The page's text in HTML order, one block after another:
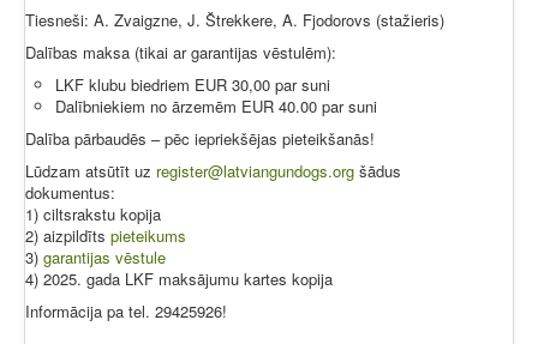
Tiesneši: A. Zvaigzne, J. Štrekkere, A. Fjodorovs (stažieris)
Dalības maksa (tikai ar garantijas vēstulēm):
LKF klubu biedriem EUR 30,00 par suni
Dalībniekiem no ārzemēm EUR 40.00 par suni
Dalība pārbaudēs – pēc iepriekšējas pieteikšanās!
Lūdzam atsūtīt uz register@latviangundogs.org šādus
dokumentus:
1) ciltsrakstu kopija
2) aizpildīts pieteikums
3) garantijas vēstule
4) 2025. gada LKF maksājumu kartes kopija
Informācija pa tel. 29425926!